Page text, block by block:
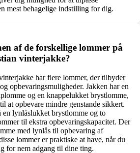
mest behagelige indstilling for dig.
af de forskellige lommer på
vinterjakke?
har flere lommer, der tilbyder
opbevaringsmuligheder. Jakken har en
og en knappelukket brystlomme,
at opbevare mindre genstande sikkert.
en lynlåslukket brystlomme og to
til ekstra opbevaringskapacitet. Der
med lynlås til opbevaring af
lommer er praktiske at have, når du
for nem adgang til dine ting.